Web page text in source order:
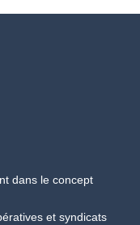
dans le concept
et syndicats